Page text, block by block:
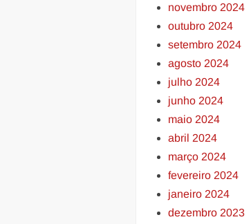
novembro 2024
outubro 2024
setembro 2024
agosto 2024
julho 2024
junho 2024
maio 2024
abril 2024
março 2024
fevereiro 2024
janeiro 2024
dezembro 2023